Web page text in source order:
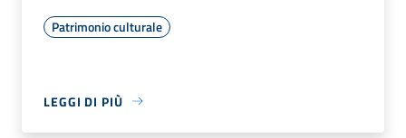
Patrimonio culturale
LEGGI DI PIÙ